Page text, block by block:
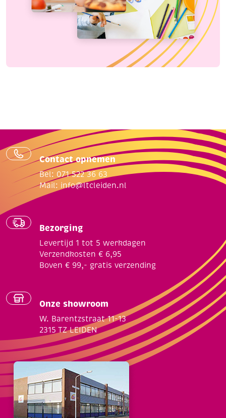
Contact opnemen
Bel: 071 522 36 63
Mail: info@ltcleiden.nl
Bezorging
Levertijd 1 tot 5 werkdagen
Verzendkosten € 6,95
Boven € 99,- gratis verzending
Onze showroom
W. Barentzstraat 11-13
2315 TZ LEIDEN